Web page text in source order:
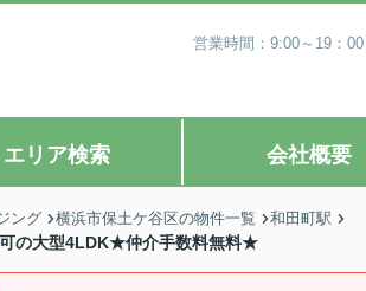
営業時間：9:00～19：
エリア検索 会社概要
ング 横浜市保土ケ谷区の物件一覧 和田町駅
可の大型4LDK★仲介手数料無料★